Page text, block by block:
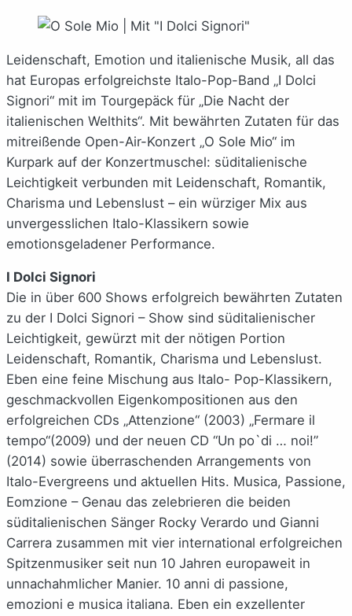
Leidenschaft, Emotion und italienische Musik, all das
hat Europas erfolgreichste Italo-Pop-Band „I Dolci
Signori“ mit im Tourgepäck für „Die Nacht der
italienischen Welthits“. Mit bewährten Zutaten für das
mitreißende Open-Air-Konzert „O Sole Mio“ im
Kurpark auf der Konzertmuschel: süditalienische
Leichtigkeit verbunden mit Leidenschaft, Romantik,
Charisma und Lebenslust – ein würziger Mix aus
unvergesslichen Italo-Klassikern sowie
emotionsgeladener Performance.
I Dolci Signori
Die in über 600 Shows erfolgreich bewährten Zutaten
zu der I Dolci Signori – Show sind süditalienischer
Leichtigkeit, gewürzt mit der nötigen Portion
Leidenschaft, Romantik, Charisma und Lebenslust.
Eben eine feine Mischung aus Italo- Pop-Klassikern,
geschmackvollen Eigenkompositionen aus den
erfolgreichen CDs „Attenzione“ (2003) „Fermare il
tempo“(2009) und der neuen CD “Un po`di … noi!”
(2014) sowie überraschenden Arrangements von
Italo-Evergreens und aktuellen Hits. Musica, Passione,
Eomzione – Genau das zelebrieren die beiden
süditalienischen Sänger Rocky Verardo und Gianni
Carrera zusammen mit vier international erfolgreichen
Spitzenmusiker seit nun 10 Jahren europaweit in
unnachahmlicher Manier. 10 anni di passione,
emozioni e musica italiana. Eben ein exzellenter